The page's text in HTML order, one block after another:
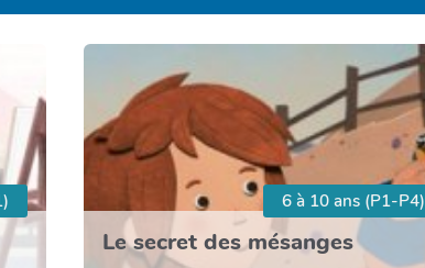
Le secret des mésanges
6 à 10 ans (P1-P4)